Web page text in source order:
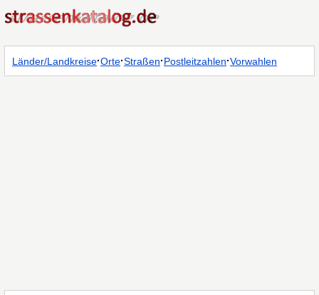
Länder/Landkreise·Orte·Straßen·Postleitzahlen·Vorwahlen